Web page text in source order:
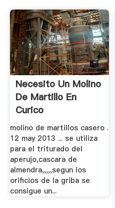
Necesito Un Molino
De Martillo En
Curico
molino de martillos casero .
12 may 2013 ... se utiliza
para el triturado del
aperujo,cascara de
almendra,,,,,segun los
orificios de la griba se
consigue un...